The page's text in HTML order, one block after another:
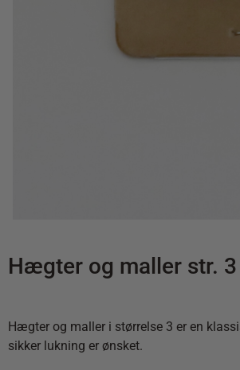
Hægter og maller str.
Hægter og maller i størrelse 3 er en
sikker lukning er ønsket.